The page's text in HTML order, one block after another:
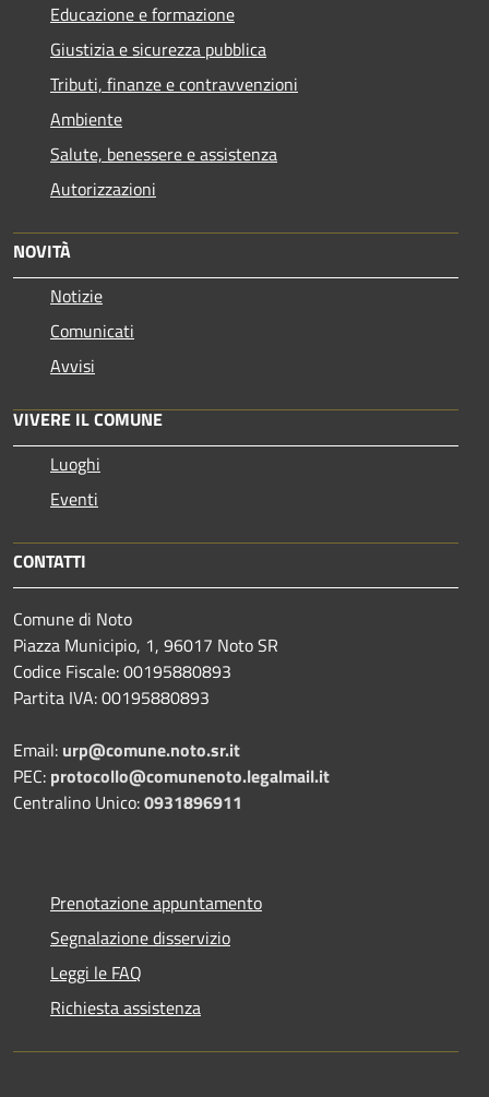
Educazione e formazione
Giustizia e sicurezza pubblica
Tributi, finanze e contravvenzioni
Ambiente
Salute, benessere e assistenza
Autorizzazioni
NOVITÀ
Notizie
Comunicati
Avvisi
VIVERE IL COMUNE
Luoghi
Eventi
CONTATTI
Comune di Noto
Piazza Municipio, 1, 96017 Noto SR
Codice Fiscale: 00195880893
Partita IVA: 00195880893
Email: urp@comune.noto.sr.it
PEC: protocollo@comunenoto.legalmail.it
Centralino Unico:0931896911
Prenotazione appuntamento
Segnalazione disservizio
Leggi le FAQ
Richiesta assistenza